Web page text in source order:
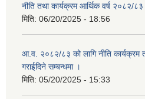
नीति तथा कार्यक्रम आर्थिक वर्ष २०८२/८३
मिति: 06/20/2025 - 18:56
आ.व. २०८२/८३ को लागि नीति कार्यक्रम
गराईदिने सम्बन्धमा ।
मिति: 05/20/2025 - 15:33